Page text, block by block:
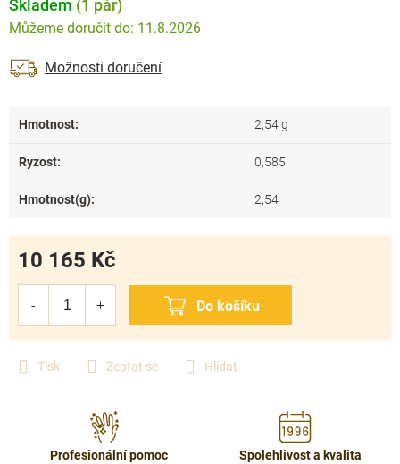
Tisk Zeptat se Hlídat
Skladem (1 pár)
11.8.2026
Možnosti doručení
10 165 Kč
Hmotnost: 2,54 g
Ryzost: 0,585
Hmotnost(g): 2,54
Profesionální pomoc
Spolehlivost a kvalita